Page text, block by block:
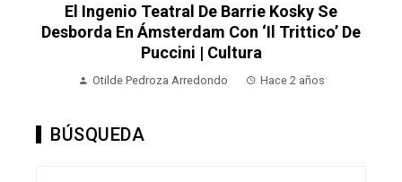
El Ingenio Teatral De Barrie Kosky Se
Desborda En Ámsterdam Con ‘Il Trittico’ De
Puccini | Cultura
Otilde Pedroza Arredondo Hace 2 años
BÚSQUEDA